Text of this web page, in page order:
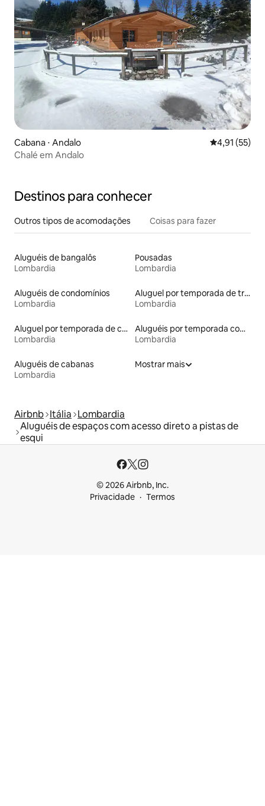
Cabana ⋅ Andalo 4,91 de uma
4,91 (55)
Chalé em Andalo
Destinos para conhecer
Outros tipos de acomodações Coisas para fazer
Aluguéis de bangalôs
Lombardia
Pousadas
Lombardia
Aluguéis de condomínios
Lombardia
Aluguel por temporada de trailers
Lombardia
Aluguel por temporada de castelos
Lombardia
Aluguéis por temporada com caiaque
Lombardia
Aluguéis de cabanas
Lombardia
Mostrar mais
Airbnb Itália Lombardia
Aluguéis de espaços com acesso direto a pistas de
esqui
© 2026 Airbnb, Inc.
Privacidade
Termos